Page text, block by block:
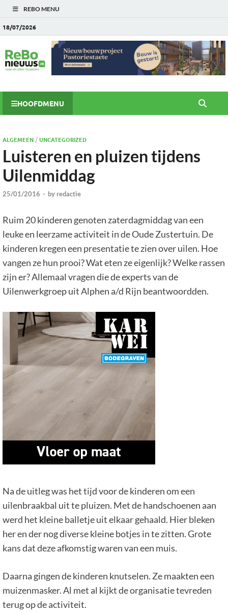
REBO MENU
18/07/2026
HOOFDMENU
ALGEMEEN/UNCATEGORIZED
Luisteren en pluizen tijdens
Uilenmiddag
25/01/2016 - by redactie
Ruim 20 kinderen genoten zaterdagmiddag van een
leuke en leerzame activiteit in de Oude Zustertuin. De
kinderen kregen een presentatie te zien over uilen. Hoe
vangen ze hun prooi? Wat eten ze eigenlijk? Welke rassen
zijn er? Allemaal vragen die de experts van de
Uilenwerkgroep uit Alphen a/d Rijn beantwoordden.
Na de uitleg was het tijd voor de kinderen om een
uilenbraakbal uit te pluizen. Met de handschoenen aan
werd het kleine balletje uit elkaar gehaald. Hier bleken
her en der nog diverse kleine botjes in te zitten. Grote
kans dat deze afkomstig waren van een muis.
Daarna gingen de kinderen knutselen. Ze maakten een
muizenmasker. Al met al kijkt de organisatie tevreden
terug op de activiteit.